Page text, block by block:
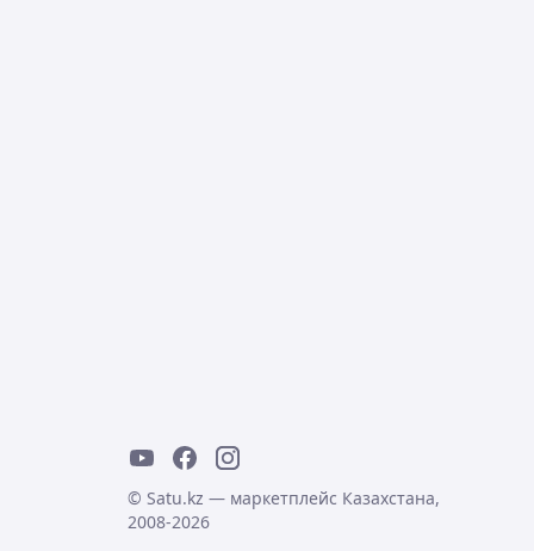
© Satu.kz — маркетплейс Казахстана,
2008-2026